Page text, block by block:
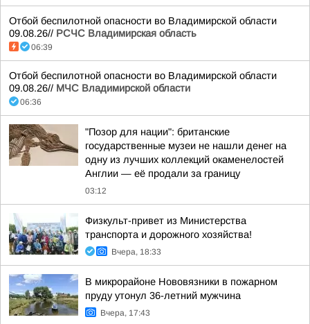
Отбой беспилотной опасности во Владимирской области
09.08.26// РСЧС Владимирская область
06:39
Отбой беспилотной опасности во Владимирской области
09.08.26// МЧС Владимирской области
06:36
"Позор для нации": британские
государственные музеи не нашли денег на
одну из лучших коллекций окаменелостей
Англии — её продали за границу
03:12
Физкульт-привет из Министерства
транспорта и дорожного хозяйства!
Вчера, 18:33
В микрорайоне Нововязники в пожарном
пруду утонул 36-летний мужчина
Вчера, 17:43